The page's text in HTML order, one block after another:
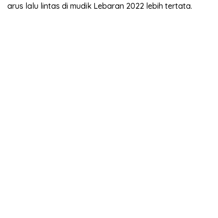
arus lalu lintas di mudik Lebaran 2022 lebih tertata.